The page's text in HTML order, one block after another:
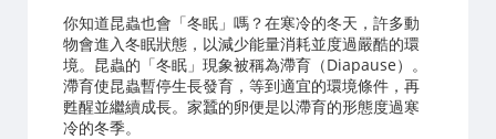
你知道昆蟲也會「冬眠」嗎？在寒冷的冬天，許多動
物會進入冬眠狀態，以減少能量消耗並度過嚴酷的環
境。昆蟲的「冬眠」現象被稱為滯育（Diapause）。
滯育使昆蟲暫停生長發育，等到適宜的環境條件，再
甦醒並繼續成長。家蠶的卵便是以滯育的形態度過寒
冷的冬季。